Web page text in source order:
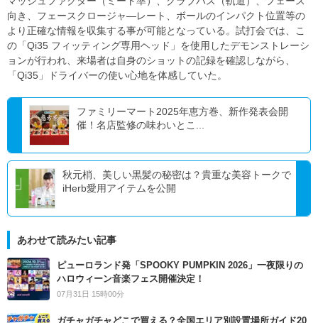
向き、フェースクロージャ―レート、ボールのインパクト位置等の
より正確な情報を収集する事が可能となっている。試打会では、こ
の「Qi35 フィッティング専用ヘッド」を使用したデモンストレーシ
ョンが行われ、来場者は自身のショットの記録を確認しながら、
「Qi35」ドライバーの使い心地を体感していた。
ファミリーマート2025年恵方巻、新作発表会開
催！名店監修の味わいとこ...
秋元梢、美しい黒髪の秘密は？貴重な美容トークで
iHerb愛用アイテムを公開
あわせて読みたい記事
ピューロランド発「SPOOKY PUMPKIN 2026」一夜限りの
ハロウィーン音楽フェス開催決定！
07月31日 15時00分
ガチャガチャどこで買える？全国エリア別設置場所ガイド20